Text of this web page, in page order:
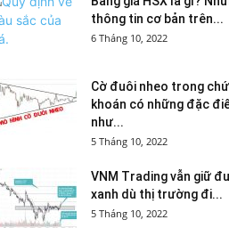
thông tin cơ bản trên...
6 Tháng 10, 2022
Cờ đuôi nheo trong
khoán có những đặc
như...
5 Tháng 10, 2022
VNM Trading vẫn giữ
xanh dù thị trường đi...
5 Tháng 10, 2022